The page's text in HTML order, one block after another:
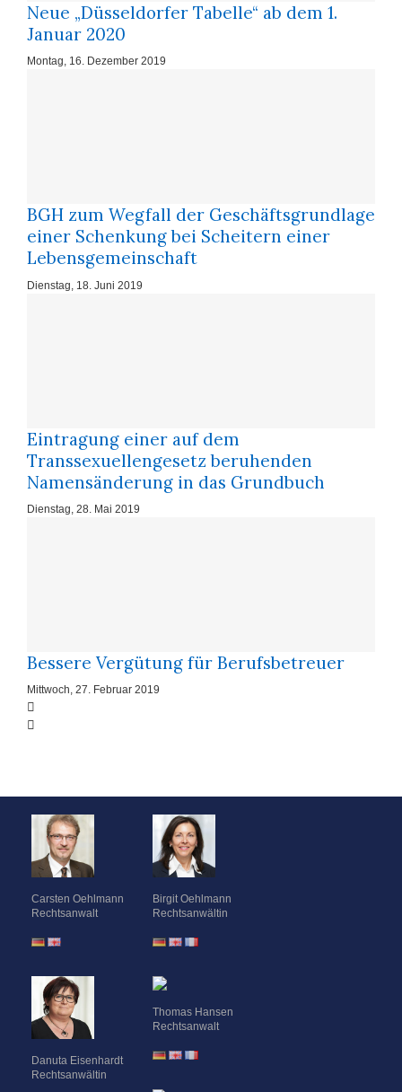
Neue „Düsseldorfer Tabelle“ ab dem 1.
Januar 2020
Montag, 16. Dezember 2019
BGH zum Wegfall der Geschäftsgrundlage
einer Schenkung bei Scheitern einer
Lebensgemeinschaft
Dienstag, 18. Juni 2019
Eintragung einer auf dem
Transsexuellengesetz beruhenden
Namensänderung in das Grundbuch
Dienstag, 28. Mai 2019
Bessere Vergütung für Berufsbetreuer
Mittwoch, 27. Februar 2019
Carsten Oehlmann
Rechtsanwalt
Birgit Oehlmann
Rechtsanwältin
Danuta Eisenhardt
Rechtsanwältin
Thomas Hansen
Rechtsanwalt